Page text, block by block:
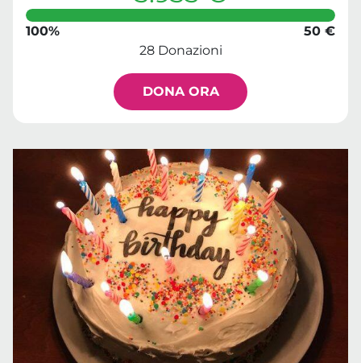
100%
50 €
28 Donazioni
DONA ORA